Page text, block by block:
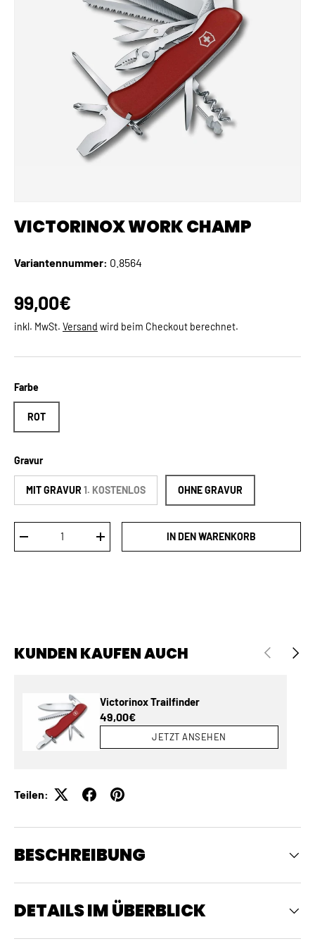
VICTORINOX WORK CHAMP
Variantennummer: 0.8564
Normaler Preis
99,00€
inkl. MwSt. Versand wird beim Checkout berechnet.
Farbe
ROT
Gravur
MIT GRAVUR 1. KOSTENLOS OHNE GRAVUR
MENGE VERRINGERNMENGE ERHÖHENIN DEN WARENKORB
KUNDEN KAUFEN AUCH VORHERIGE
Victorinox Trailfinder
Normaler Preis
49,00€
JETZT ANSEHEN
Teilen:
BESCHREIBUNG
DETAILS IM ÜBERBLICK